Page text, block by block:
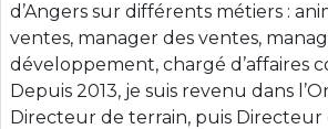
d’Angers sur différents métiers :
ventes, manager des ventes,
développement, chargé d’affaires
Depuis 2013, je suis revenu dans
Directeur de terrain, puis